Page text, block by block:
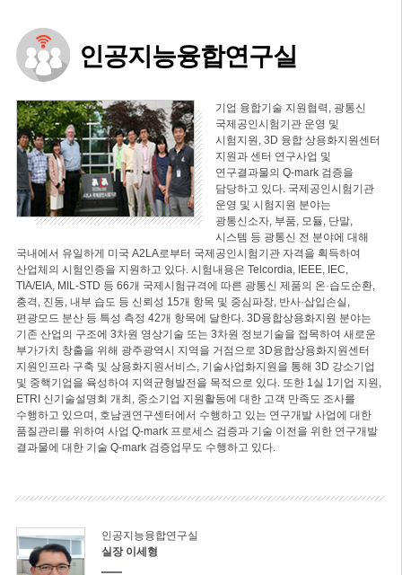
인공지능융합연구실
기업 융합기술 지원협력, 광통신
국제공인시험기관 운영 및
시험지원, 3D 융합 상용화지원센터
지원과 센터 연구사업 및
연구결과물의 Q-mark 검증을
담당하고 있다. 국제공인시험기관
운영 및 시험지원 분야는
광통신소자, 부품, 모듈, 단말,
시스템 등 광통신 전 분야에 대해
국내에서 유일하게 미국 A2LA로부터 국제공인시험기관 자격을 획득하여
산업체의 시험인증을 지원하고 있다. 시험내용은 Telcordia, IEEE, IEC,
TIA/EIA, MIL-STD 등 66개 국제시험규격에 따른 광통신 제품의 온·습도순환,
충격, 진동, 내부 습도 등 신뢰성 15개 항목 및 중심파장, 반사·삽입손실,
편광모드 분산 등 특성 측정 42개 항목에 달한다. 3D융합상용화지원 분야는
기존 산업의 구조에 3차원 영상기술 또는 3차원 정보기술을 접목하여 새로운
부가가치 창출을 위해 광주광역시 지역을 거점으로 3D융합상용화지원센터
지원인프라 구축 및 상용화지원서비스, 기술사업화지원을 통해 3D 강소기업
및 중핵기업을 육성하여 지역균형발전을 목적으로 있다. 또한 1실 1기업 지원,
ETRI 신기술설명회 개최, 중소기업 지원활동에 대한 고객 만족도 조사를
수행하고 있으며, 호남권연구센터에서 수행하고 있는 연구개발 사업에 대한
품질관리를 위하여 사업 Q-mark 프로세스 검증과 기술 이전을 위한 연구개발
결과물에 대한 기술 Q-mark 검증업무도 수행하고 있다.
인공지능융합연구실
실장 이세형